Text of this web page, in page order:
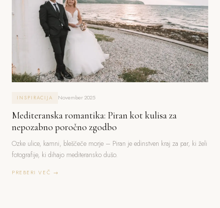
INSPIRACIJA November 2025
Mediteranska romantika: Piran kot kulisa za
nepozabno poročno zgodbo
Ozke ulice, kamni, bleščeče morje – Piran je edinstven kraj za par, ki želi
fotografije, ki dihajo mediteransko dušo.
PREBERI VEČ →